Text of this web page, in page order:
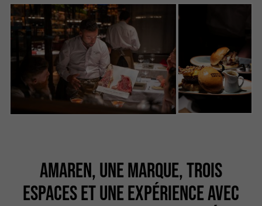
AMAREN, UNE MARQUE, TROIS
ESPACES ET UNE EXPÉRIENCE AVEC